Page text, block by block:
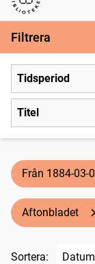
Svenska tidningar
Filtrera
Tidsperiod
Titel
Från 1884-03-
Aftonbladet
Sortera: